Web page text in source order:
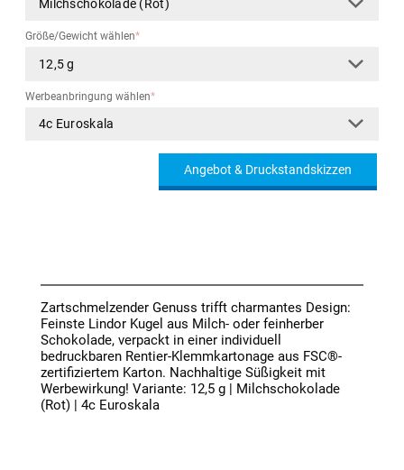
Größe/Gewicht wählen*
Werbeanbringung wählen*
Angebot & Druckstandskizzen
Zartschmelzender Genuss trifft charmantes Design:
Feinste Lindor Kugel aus Milch- oder feinherber
Schokolade, verpackt in einer individuell
bedruckbaren Rentier-Klemmkartonage aus FSC®-
zertifiziertem Karton. Nachhaltige Süßigkeit mit
Werbewirkung! Variante: 12,5 g | Milchschokolade
(Rot) | 4c Euroskala